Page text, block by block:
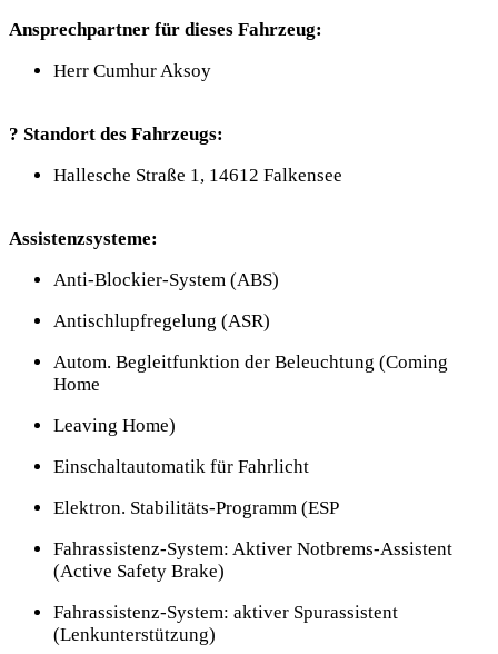
Ansprechpartner für dieses Fahrzeug:
Herr Cumhur Aksoy
? Standort des Fahrzeugs:
Hallesche Straße 1, 14612 Falkensee
Assistenzsysteme:
Anti-Blockier-System (ABS)
Antischlupfregelung (ASR)
Autom. Begleitfunktion der Beleuchtung (Coming
Home
Leaving Home)
Einschaltautomatik für Fahrlicht
Elektron. Stabilitäts-Programm (ESP
Fahrassistenz-System: Aktiver Notbrems-Assistent
(Active Safety Brake)
Fahrassistenz-System: aktiver Spurassistent
(Lenkunterstützung)